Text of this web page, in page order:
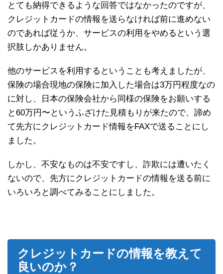
とても納得できるような回答ではなかったのですが、
クレジットカードの情報を送らなければ前に進めない
のであれば従うか、サービスの利用をやめるという選
択肢しかありません。
他のサービスを利用するということも考えましたが、
保険の場合現地の保険に加入した場合は3万円程度なの
に対し、日本の保険会社から同様の保険をお願いする
と60万円〜というふざけた見積もりが来たので、諦め
て先方にクレジットカード情報をFAXで送ることにし
ました。
しかし、不安なものは不安ですし、詐欺には遭いたく
ないので、先方にクレジットカードの情報を送る前に
いろいろと調べてみることにしました。
クレジットカードの情報を教えて
良いのか？